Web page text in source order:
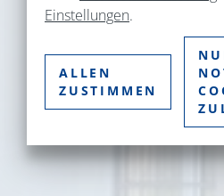
Einstellungen.
ALLEN
ZUSTIMMEN